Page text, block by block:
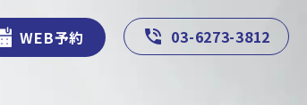
WEB予約 03-6273-3812